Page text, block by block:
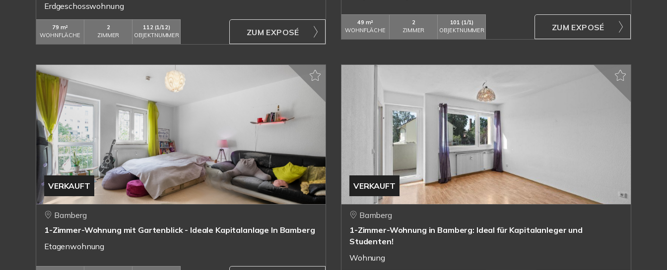
Erdgeschosswohnung
79 m²
WOHNFLÄCHE
2
ZIMMER
112 (1/12)
OBJEKTNUMMER
ZUM EXPOSÉ
49 m²
WOHNFLÄCHE
2
ZIMMER
101 (1/1)
OBJEKTNUMMER
ZUM EXPOSÉ
VERKAUFT
Bamberg
1-Zimmer-Wohnung mit Gartenblick - Ideale Kapitalanlage In Bamberg
Etagenwohnung
VERKAUFT
Bamberg
1-Zimmer-Wohnung in Bamberg: Ideal für Kapitalanleger und
Studenten!
Wohnung